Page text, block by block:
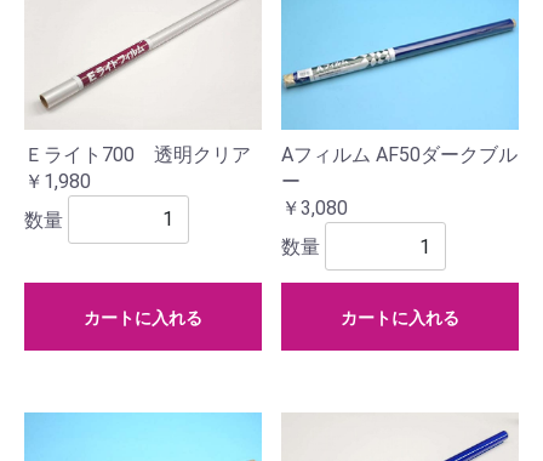
Ｅライト700 透明クリア
￥1,980
数量
カートに入れる
Aフィルム AF50ダークブル
ー
￥3,080
数量
カートに入れる